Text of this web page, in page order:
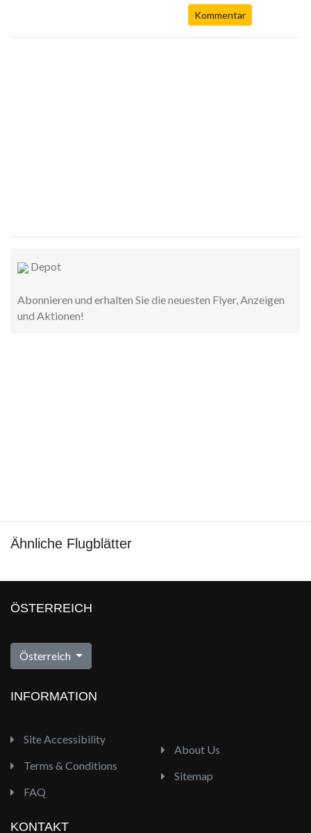
Kommentar
Depot
Abonnieren und erhalten Sie die neuesten Flyer, Anzeigen
und Aktionen!
Ähnliche Flugblätter
ÖSTERREICH
Österreich
INFORMATION
Site Accessibility
Terms & Conditions
FAQ
About Us
Sitemap
KONTAKT